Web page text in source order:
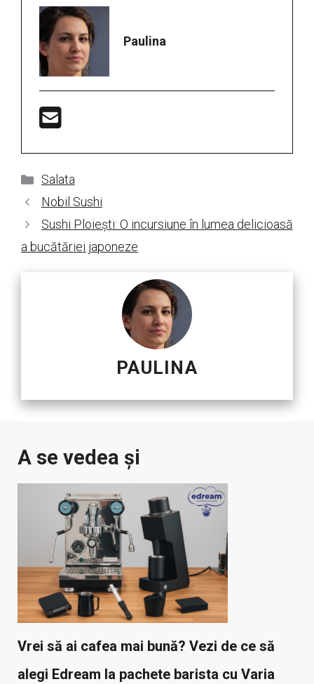
Paulina
Categorii
Salata
Nobil Sushi
Sushi Ploiești: O incursiune în lumea delicioasă
a bucătăriei japoneze
PAULINA
A se vedea și
Vrei să ai cafea mai bună? Vezi de ce să
alegi Edream la pachete barista cu Varia